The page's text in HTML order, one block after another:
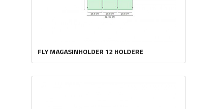
FLY MAGASINHOLDER 12 HOLDERE